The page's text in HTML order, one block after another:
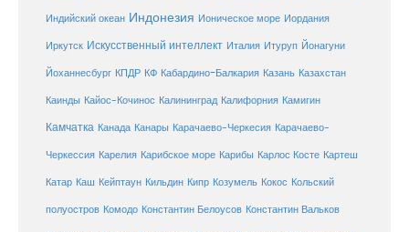
Индийский океан Индонезия Ионическое море Иордания
Иркутск Искусственный интеллект Италия Итуруп Йонагуни
Йоханнесбург КПДР КФ Кабардино-Балкария Казань Казахстан
Каинды Кайос-Кочинос Калининград Калифорния Камигин
Камчатка Канада Канары Карачаево-Черкесия Карачаево-
Черкессия Карелия Карибское море Карибы Карлос Косте Картеш
Катар Каш Кейптаун Кильдин Кипр Козумель Кокос Кольский
полуостров Комодо Константин Белоусов Константин Вальков